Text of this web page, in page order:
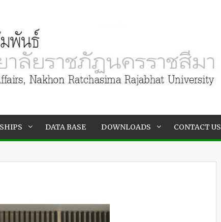
DATA BASE DOWNLOADS CONTACT US